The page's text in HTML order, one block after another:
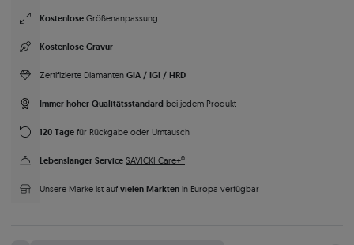
Kostenlose Größenanpassung
Kostenlose Gravur
Zertifizierte Diamanten GIA / IGI / HRD
Immer hoher Qualitätsstandard bei jedem Produkt
120 Tage für Rückgabe oder Umtausch
Lebenslanger Service SAVICKI Care+®
Unsere Marke ist auf vielen Märkten in Europa verfügbar